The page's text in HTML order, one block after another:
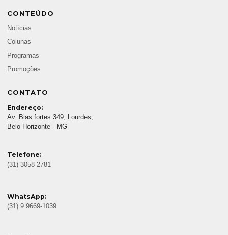
CONTEÚDO
Notícias
Colunas
Programas
Promoções
CONTATO
Endereço:
Av. Bias fortes 349, Lourdes,
Belo Horizonte - MG
Telefone:
(31) 3058-2781
WhatsApp:
(31) 9 9669-1039